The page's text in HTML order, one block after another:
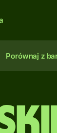
Porównaj z